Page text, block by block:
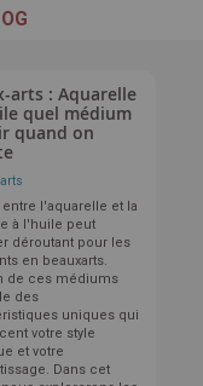
arts : Aquarelle
quel médium
quand on
entre l'aquarelle et la
à l'huile peut
déroutant pour les
en beauxarts.
de ces médiums
des
uniques qui
votre style
et votre
Dans cet